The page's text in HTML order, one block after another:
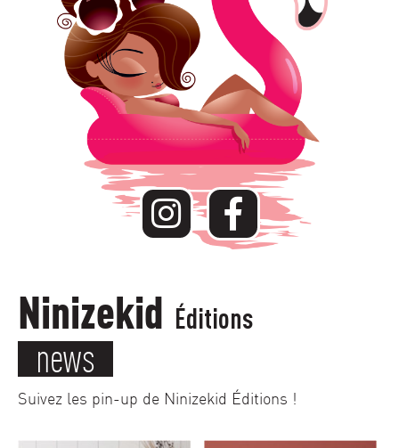
Ninizekid Éditions
news
Suivez les pin-up de Ninizekid Éditions !